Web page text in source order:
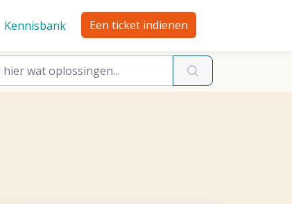
Kennisbank Een ticket indienen